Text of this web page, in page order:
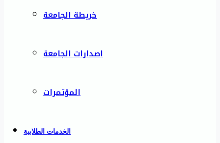
خريطة الجامعة
اصدارات الجامعة
المؤتمرات
الخدمات الطلابية